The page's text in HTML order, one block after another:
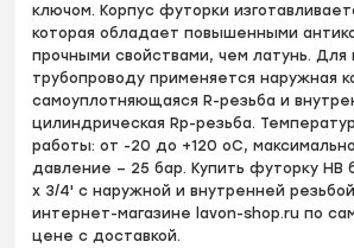
ключом. Корпус футорки
которая обладает повышенными
прочными свойствами, чем латунь.
трубопроводу применяется наружная
самоуплотняющаяся R-резьба и
цилиндрическая Rp-резьба.
работы: от -20 до +120 оС,
давление – 25 бар. Купить футорку HB
х 3/4' с наружной и внутренней
интернет-магазине lavon-shop.ru по
цене с доставкой.